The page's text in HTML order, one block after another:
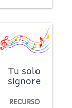
Tu solo
signore
RECURSO